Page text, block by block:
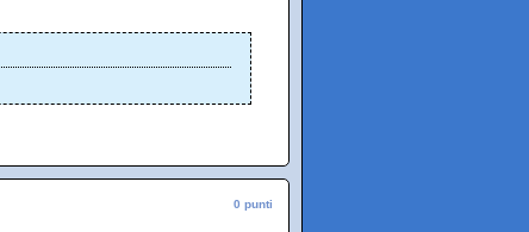
0 punti